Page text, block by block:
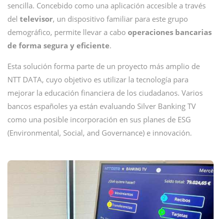
sencilla. Concebido como una aplicación accesible a través
del televisor, un dispositivo familiar para este grupo
demográfico, permite llevar a cabo operaciones bancarias
de forma segura y eficiente.
Esta solución forma parte de un proyecto más amplio de
NTT DATA, cuyo objetivo es utilizar la tecnología para
mejorar la educación financiera de los ciudadanos. Varios
bancos españoles ya están evaluando Silver Banking TV
como una posible incorporación en sus planes de ESG
(Environmental, Social, and Governance) e innovación.